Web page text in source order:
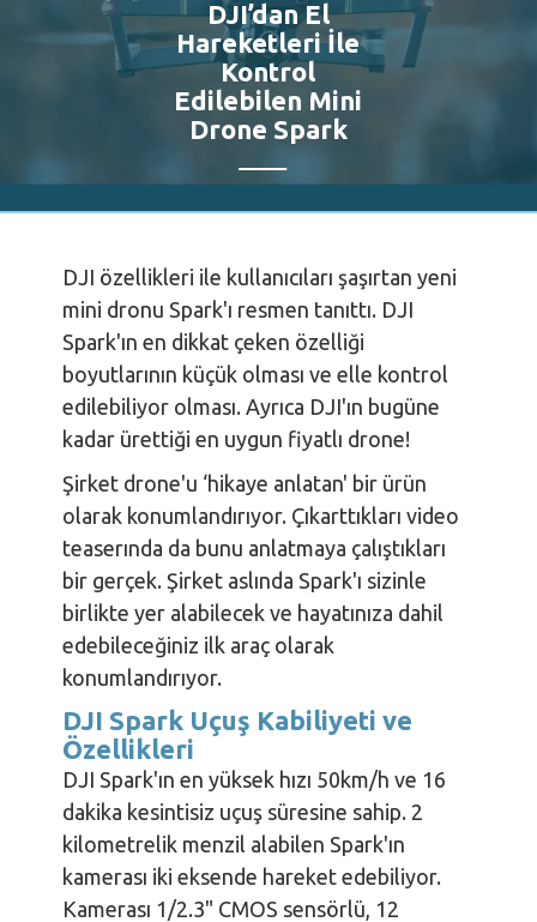
DJI’dan El
Hareketleri İle
Kontrol
Edilebilen Mini
Drone Spark
DJI özellikleri ile kullanıcıları şaşırtan yeni
mini dronu Spark'ı resmen tanıttı. DJI
Spark'ın en dikkat çeken özelliği
boyutlarının küçük olması ve elle kontrol
edilebiliyor olması. Ayrıca DJI'ın bugüne
kadar ürettiği en uygun fiyatlı drone!
Şirket drone'u ‘hikaye anlatan' bir ürün
olarak konumlandırıyor. Çıkarttıkları video
teaserında da bunu anlatmaya çalıştıkları
bir gerçek. Şirket aslında Spark'ı sizinle
birlikte yer alabilecek ve hayatınıza dahil
edebileceğiniz ilk araç olarak
konumlandırıyor.
DJI Spark Uçuş Kabiliyeti ve
Özellikleri
DJI Spark'ın en yüksek hızı 50km/h ve 16
dakika kesintisiz uçuş süresine sahip. 2
kilometrelik menzil alabilen Spark'ın
kamerası iki eksende hareket edebiliyor.
Kamerası 1/2.3" CMOS sensörlü, 12